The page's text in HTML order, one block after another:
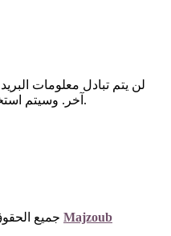
لن يتم تبادل معلومات
آخر. وسيتم استخدامها فقط لإرسال آخر الأخبار لدينا.
Majzoub